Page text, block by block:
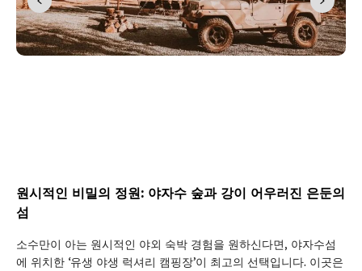
원시적인 비밀의 정원: 야자수 숲과 강이 어우러진 은둔의
섬
소수만이 아는 원시적인 야외 숙박 경험을 원하신다면, 야자수섬
에 위치한 ‘유생 야생 럭셔리 캠핑장’이 최고의 선택입니다. 이곳은